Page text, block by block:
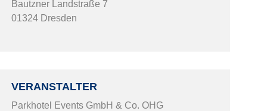
Bautzner Landstraße 7
01324 Dresden
VERANSTALTER
Parkhotel Events GmbH & Co. OHG